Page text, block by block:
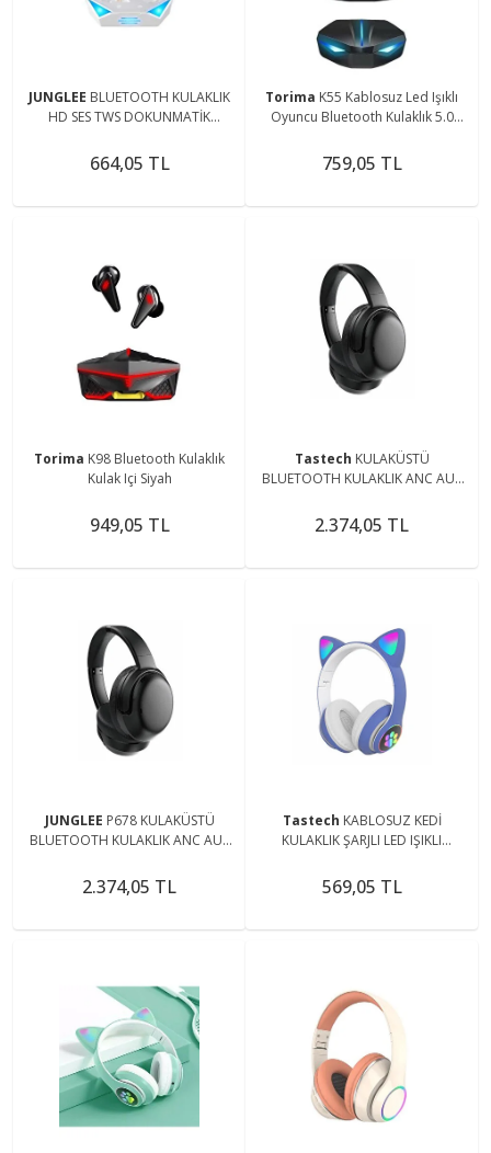
JUNGLEE BLUETOOTH KULAKLIK
HD SES TWS DOKUNMATİK
MUZİK OYUN KONUŞMA GAMİNG
EARBUDS
664,05 TL
Torima K55 Kablosuz Led Işıklı
Oyuncu Bluetooth Kulaklık 5.0
759,05 TL
Torima K98 Bluetooth Kulaklık
Kulak Içi Siyah
949,05 TL
Tastech KULAKÜSTÜ
BLUETOOTH KULAKLIK ANC AUX
C GİRİŞLİ Uyumlu KABLOSUZ
KULAKLIK
2.374,05 TL
JUNGLEE P678 KULAKÜSTÜ
BLUETOOTH KULAKLIK ANC AUX
C GİRİŞLİ KABLOSUZ KULAKLIK
2.374,05 TL
Tastech KABLOSUZ KEDİ
KULAKLIK ŞARJLI LED IŞIKLI
KART GİRİŞLİ STN-28
569,05 TL